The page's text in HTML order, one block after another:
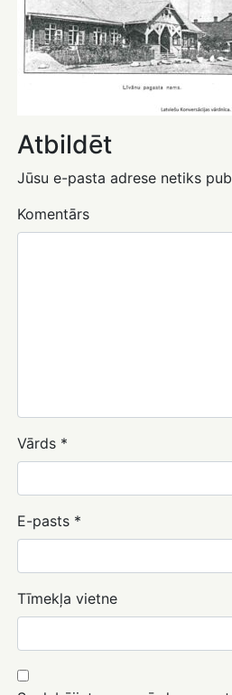
Atbildēt
Jūsu e-pasta adrese netiks
Komentārs
Vārds *
E-pasts *
Tīmekļa vietne